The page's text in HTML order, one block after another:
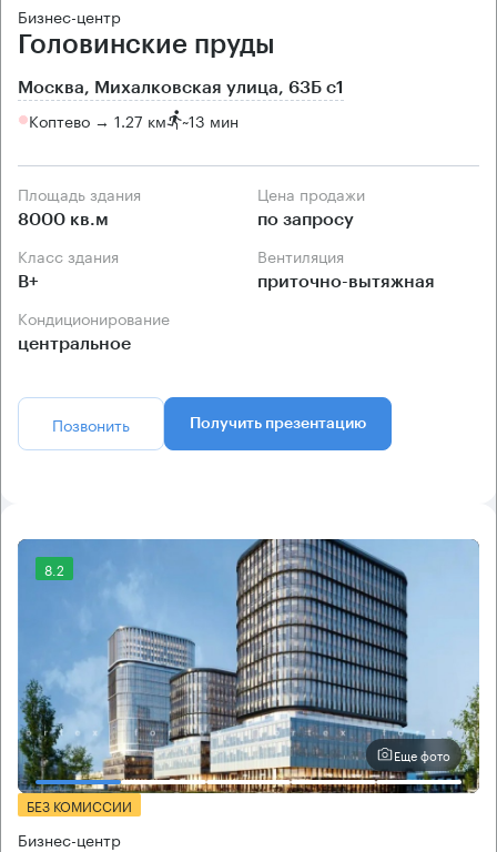
Бизнес-центр
Головинские пруды
Москва, Михалковская улица, 63Б с1
Коптево → 1.27 км ~13 мин
Площадь здания
8000 кв.м
Цена продажи
по запросу
Класс здания
B+
Вентиляция
приточно-вытяжная
Кондиционирование
центральное
Позвонить Получить презентацию
8.2
Еще фото
БЕЗ КОМИССИИ
Бизнес-центр